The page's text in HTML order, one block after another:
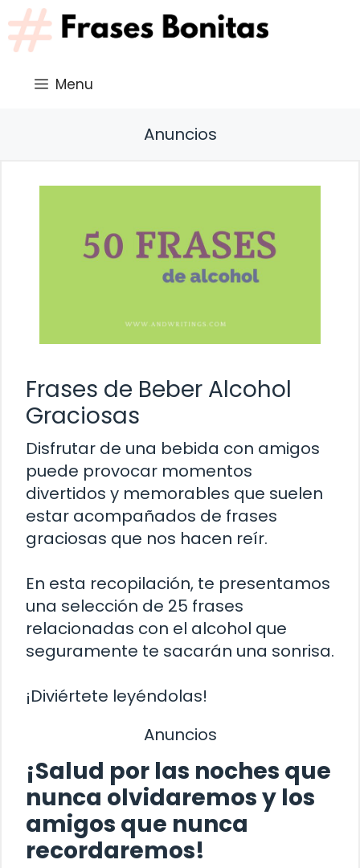
Saltar
al
contenido
Menu
Anuncios
Frases de Beber Alcohol
Graciosas
Disfrutar de una bebida con amigos
puede provocar momentos
divertidos y memorables que suelen
estar acompañados de frases
graciosas que nos hacen reír.
En esta recopilación, te presentamos
una selección de 25 frases
relacionadas con el alcohol que
seguramente te sacarán una sonrisa.
¡Diviértete leyéndolas!
Anuncios
¡Salud por las noches que
nunca olvidaremos y los
amigos que nunca
recordaremos!